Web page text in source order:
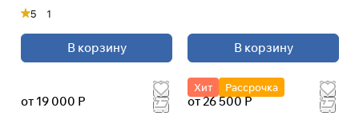
5 1
В корзину В корзину
от 19 000 Р
Хит Рассрочка
от 26 500 Р